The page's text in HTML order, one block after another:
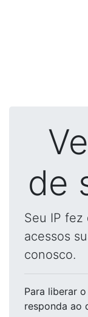
de
Seu IP fez
acessos
conosco.
Para liberar
responda ao